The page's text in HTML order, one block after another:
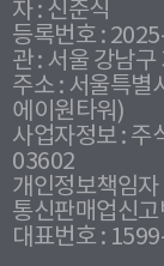
자 : 신준식
등록번호 :
관 : 서울 강남
주소 : 서울특별
에이원타워)
사업자정보 : 주
03602
개인정보책임자
통신판매업신
대표번호 :